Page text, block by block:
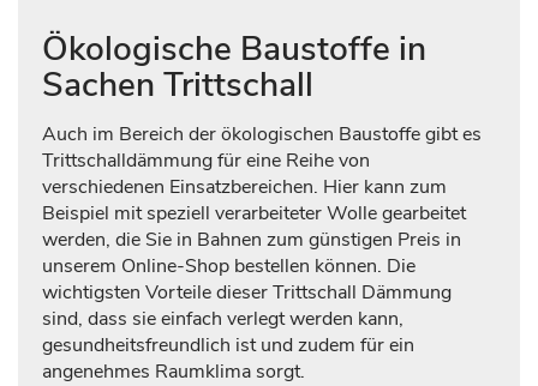
Ökologische Baustoffe in
Sachen Trittschall
Auch im Bereich der ökologischen Baustoffe gibt es
Trittschalldämmung für eine Reihe von
verschiedenen Einsatzbereichen. Hier kann zum
Beispiel mit speziell verarbeiteter Wolle gearbeitet
werden, die Sie in Bahnen zum günstigen Preis in
unserem Online-Shop bestellen können. Die
wichtigsten Vorteile dieser Trittschall Dämmung
sind, dass sie einfach verlegt werden kann,
gesundheitsfreundlich ist und zudem für ein
angenehmes Raumklima sorgt.